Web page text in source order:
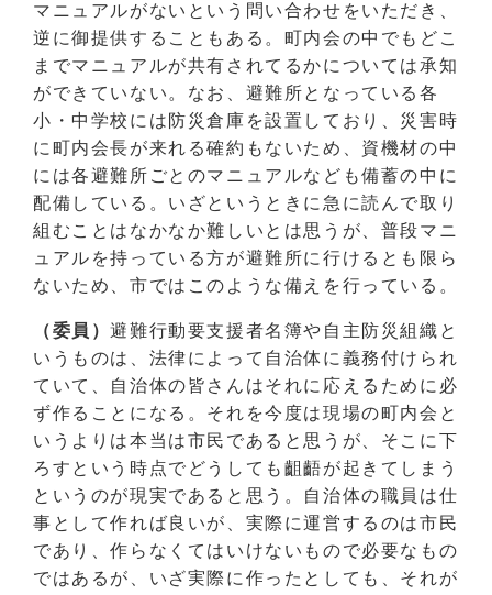
マニュアルがないという問い合わせをいただき、
逆に御提供することもある。町内会の中でもどこ
までマニュアルが共有されてるかについては承知
ができていない。なお、避難所となっている各
小・中学校には防災倉庫を設置しており、災害時
に町内会長が来れる確約もないため、資機材の中
には各避難所ごとのマニュアルなども備蓄の中に
配備している。いざというときに急に読んで取り
組むことはなかなか難しいとは思うが、普段マニ
ュアルを持っている方が避難所に行けるとも限ら
ないため、市ではこのような備えを行っている。
（委員）避難行動要支援者名簿や自主防災組織と
いうものは、法律によって自治体に義務付けられ
ていて、自治体の皆さんはそれに応えるために必
ず作ることになる。それを今度は現場の町内会と
いうよりは本当は市民であると思うが、そこに下
ろすという時点でどうしても齟齬が起きてしまう
というのが現実であると思う。自治体の職員は仕
事として作れば良いが、実際に運営するのは市民
であり、作らなくてはいけないもので必要なもの
ではあるが、いざ実際に作ったとしても、それが